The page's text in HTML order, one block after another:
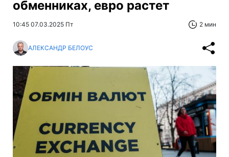
обменниках, евро растет
10:45 07.03.2025 Пт 2 мин
АЛЕКСАНДР БЕЛОУС